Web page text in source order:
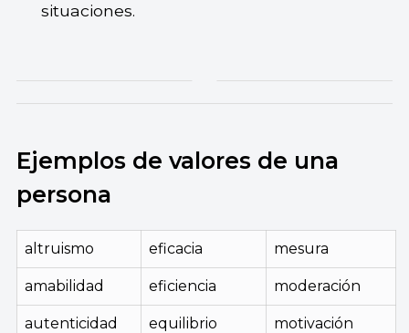
situaciones.
Ejemplos de valores de una
persona
altruismo eficacia mesura
amabilidad eficiencia moderación
autenticidad equilibrio motivación